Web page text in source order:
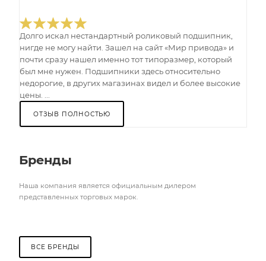
Долго искал нестандартный роликовый подшипник,
нигде не могу найти. Зашел на сайт «Мир привода» и
почти сразу нашел именно тот типоразмер, который
был мне нужен. Подшипники здесь относительно
недорогие, в других магазинах видел и более высокие
цены. ...
ОТЗЫВ ПОЛНОСТЬЮ
Бренды
Наша компания является официальным дилером
представленных торговых марок.
ВСЕ БРЕНДЫ